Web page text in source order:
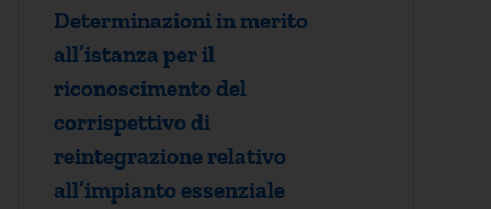
Determinazioni in merito
all’istanza per il
riconoscimento del
corrispettivo di
reintegrazione relativo
all’impianto essenziale